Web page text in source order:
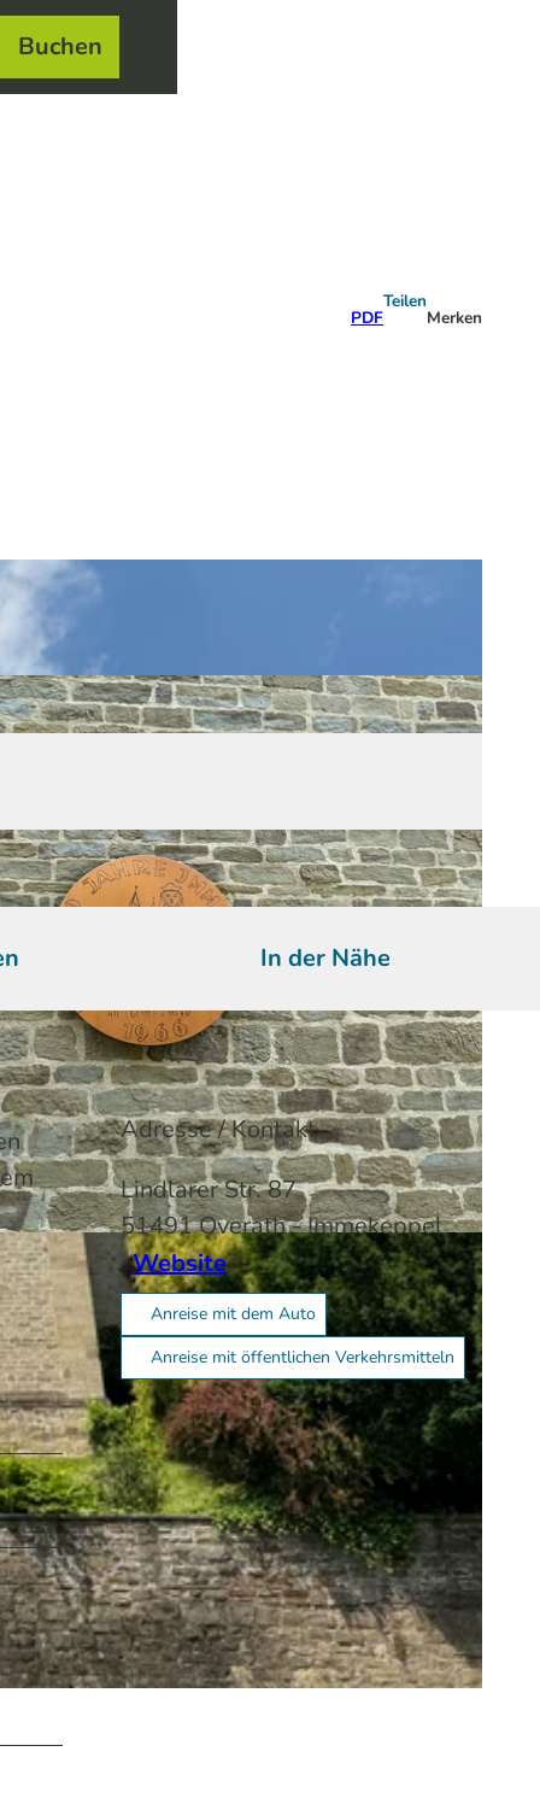
Buchen
PDF
Teilen
Merken
BY-SA
In der Nähe
Adresse / Kontakt
Lindlarer Str. 87
51491Overath- Immekeppel
Website
Anreise mit dem Auto
Anreise mit öffentlichen Verkehrsmitteln